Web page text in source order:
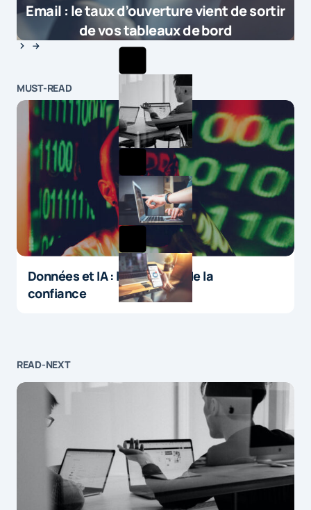
Email : le taux d’ouverture vient de sortir
de vos tableaux de bord
MUST-READ
Données et IA : le paradoxe de la
confiance
READ-NEXT